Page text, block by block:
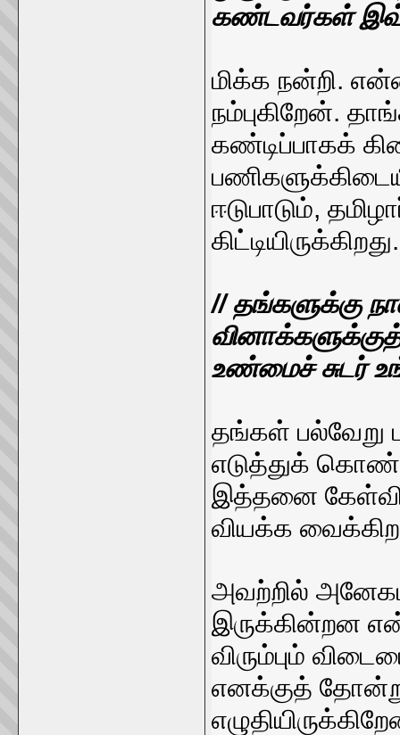
கண்டவர்கள்
மிக்க நன்றி.
நம்புகிறேன்.
கண்டிப்பாகக்
ஈடுபாடும்,
கிட்டியிருக்கிறது.
// தங்களுக்கு
உண்மைச் சுடர்
தங்கள் பல்வேறு
எடுத்துக்
இத்தனை
வியக்க
அவற்றில்
இருக்கின்றன
விரும்பும்
எனக்குத்